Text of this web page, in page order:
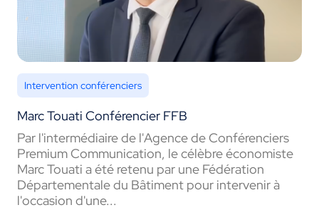
Intervention conférenciers
Marc Touati Conférencier FFB
Par l'intermédiaire de l'Agence de Conférenciers
Premium Communication, le célèbre économiste
Marc Touati a été retenu par une Fédération
Départementale du Bâtiment pour intervenir à
l'occasion d'une...